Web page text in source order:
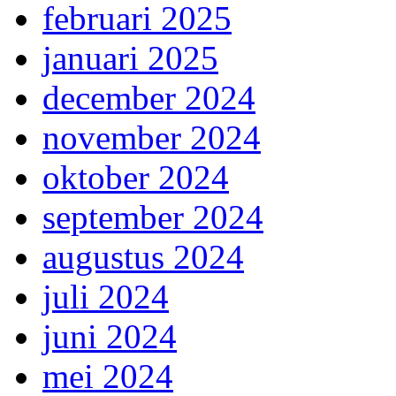
februari 2025
januari 2025
december 2024
november 2024
oktober 2024
september 2024
augustus 2024
juli 2024
juni 2024
mei 2024